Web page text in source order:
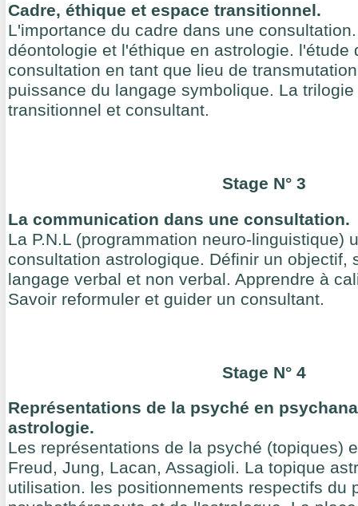
Cadre, éthique et espace transitionnel.
L'importance du cadre dans une
déontologie et l'éthique en astrologie. l'étude
consultation en tant que lieu de
puissance du langage symbolique. La
transitionnel et consultant.
Stage N° 3
La communication dans une consultation.
La P.N.L (programmation neuro-linguistique)
consultation astrologique. Définir un objectif,
langage verbal et non verbal. Apprendre à
Savoir reformuler et guider un consultant.
Stage N° 4
Représentations de la psyché en
astrologie.
Les représentations de la psyché (topiques)
Freud, Jung, Lacan, Assagioli. La topique
utilisation. les positionnements respectifs du